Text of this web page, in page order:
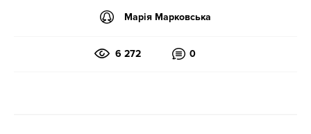
Марія Марковська
6 272 0